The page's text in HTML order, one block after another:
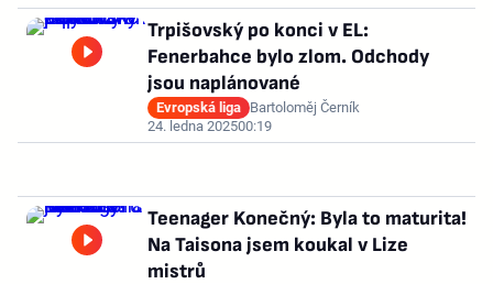
Trpišovský po konci v EL:
Fenerbahce bylo zlom. Odchody
jsou naplánované
Evropská liga Bartoloměj Černík
24. ledna 202500:19
Teenager Konečný: Byla to maturita!
Na Taisona jsem koukal v Lize
mistrů